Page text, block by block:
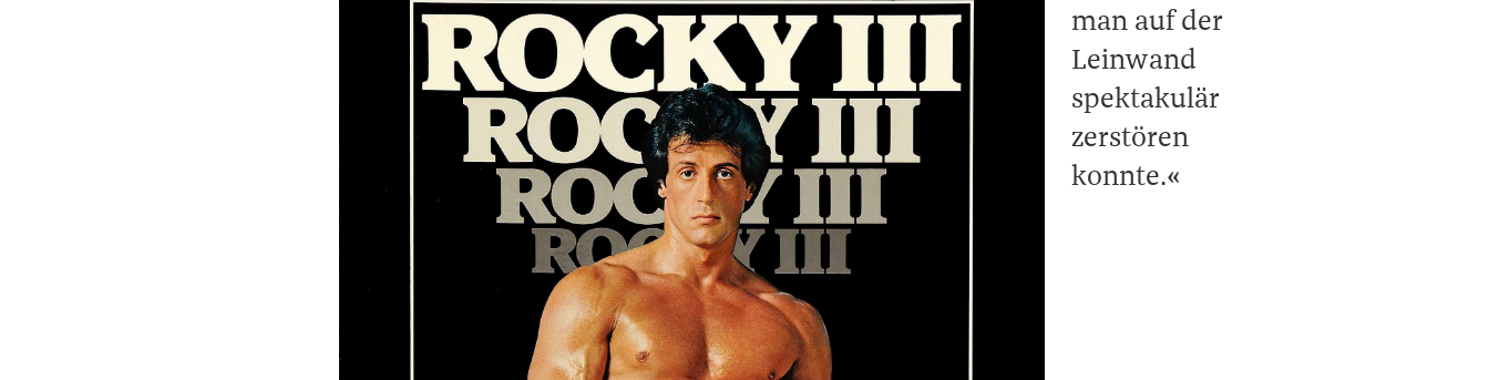
man auf der
Leinwand
spektakulär
zerstören
konnte.